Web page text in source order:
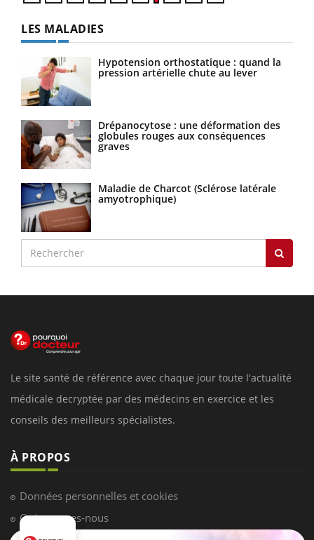
LES MALADIES
Hypotension orthostatique : quand la
pression artérielle chute au lever
Drépanocytose : une déformation des
globules rouges aux conséquences
graves
Maladie de Charcot (Sclérose latérale
amyotrophique)
Le site santé de référence avec chaque jour toute l'actualité
médicale decryptée par des médecins en exercice et les
conseils des meilleurs spécialistes.
À PROPOS
Données personnelles et cookies
Qui sommes-nous